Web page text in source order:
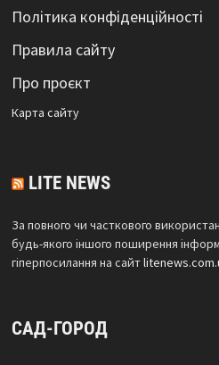
Політика конфіденційності
Правила сайту
Про проєкт
Карта сайтy
LITE NEWS
За повного чи часткового
будь-якого іншого поширення
гіперпосилання на сайт
САД-ГОРОД